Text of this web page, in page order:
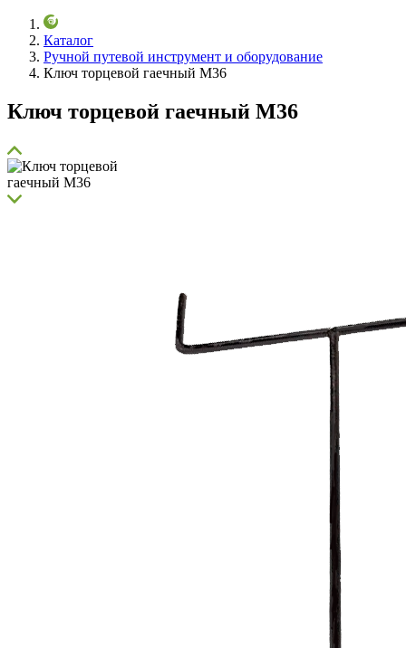
Каталог
Ручной путевой инструмент и оборудование
Ключ торцевой гаечный М36
Ключ торцевой гаечный М36